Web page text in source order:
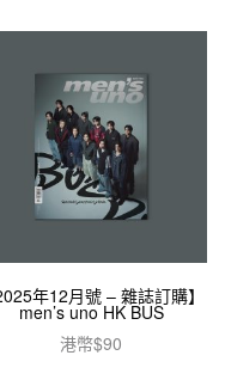
年12月號 – 雜誌訂購】
men’s uno HK BUS
港幣$90